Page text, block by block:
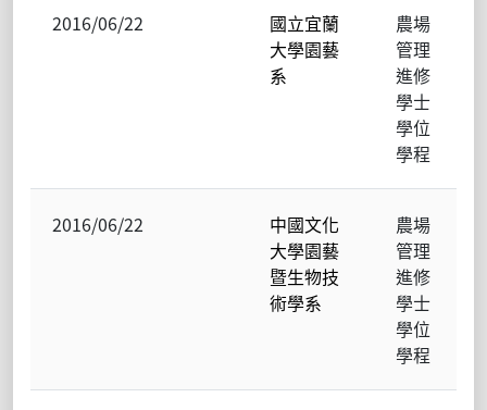
2016/06/22
國立宜蘭
大學園藝
系
農場
管理
進修
學士
學位
學程
2016/06/22
中國文化
大學園藝
暨生物技
術學系
農場
管理
進修
學士
學位
學程